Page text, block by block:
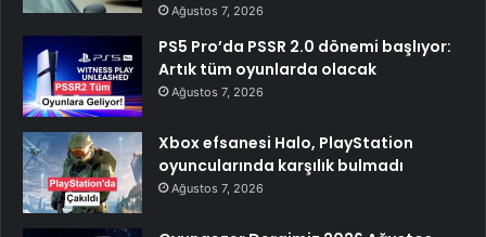
Ağustos 7, 2026
PS5 Pro’da PSSR 2.0 dönemi başlıyor:
Artık tüm oyunlarda olacak
Ağustos 7, 2026
Xbox efsanesi Halo, PlayStation
oyuncularında karşılık bulmadı
Ağustos 7, 2026